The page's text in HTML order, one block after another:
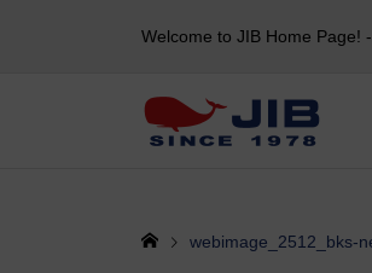
Welcome to JIB Home Page!
webimage_2512_bks-